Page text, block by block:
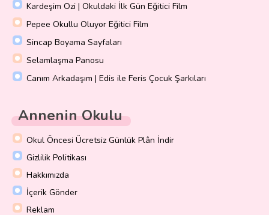
Kardeşim Ozi | Okuldaki İlk Gün Eğitici Film
Pepee Okullu Oluyor Eğitici Film
Sincap Boyama Sayfaları
Selamlaşma Panosu
Canım Arkadaşım | Edis ile Feris Çocuk Şarkıları
Annenin Okulu
Okul Öncesi Ücretsiz Günlük Plân İndir
Gizlilik Politikası
Hakkımızda
İçerik Gönder
Reklam